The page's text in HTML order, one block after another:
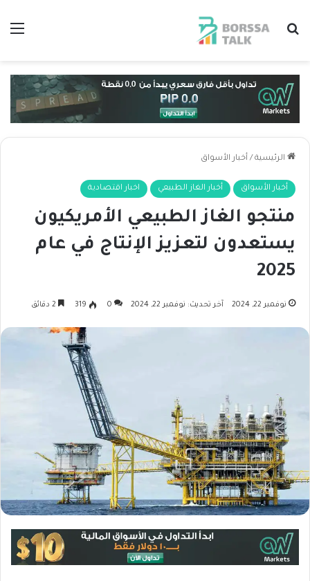
بحث عن
الرئيسية / أخبار الأسواق
أخبار الأسواق أخبار الغاز الطبيعي اخبار اقتصادية
منتجو الغاز الطبيعي الأمريكيون
يستعدون لتعزيز الإنتاج في عام
2025
نوفمبر 22, 2024 آخر تحديث: نوفمبر 22, 2024 0
319